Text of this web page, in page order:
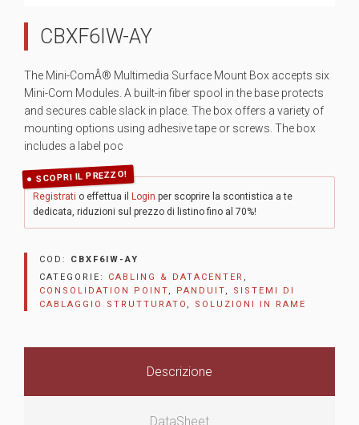
CBXF6IW-AY
The Mini-ComÂ® Multimedia Surface Mount Box accepts six
Mini-Com Modules. A built-in fiber spool in the base protects
and secures cable slack in place. The box offers a variety of
mounting options using adhesive tape or screws. The box
includes a label poc
SCOPRI IL PREZZO!
Registrati o effettua il Login per scoprire la scontistica a te
dedicata, riduzioni sul prezzo di listino fino al 70%!
COD: CBXF6IW-AY
CATEGORIE: CABLING & DATACENTER ,
CONSOLIDATION POINT, PANDUIT, SISTEMI DI
CABLAGGIO STRUTTURATO , SOLUZIONI IN RAME
Descrizione
DataSheet